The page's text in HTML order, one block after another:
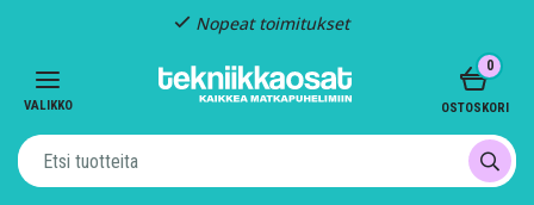
Nopeat toimitukset
VALIKKO
0
OSTOSKORI